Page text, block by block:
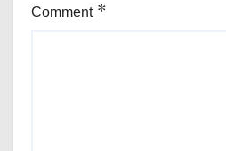
Comment *